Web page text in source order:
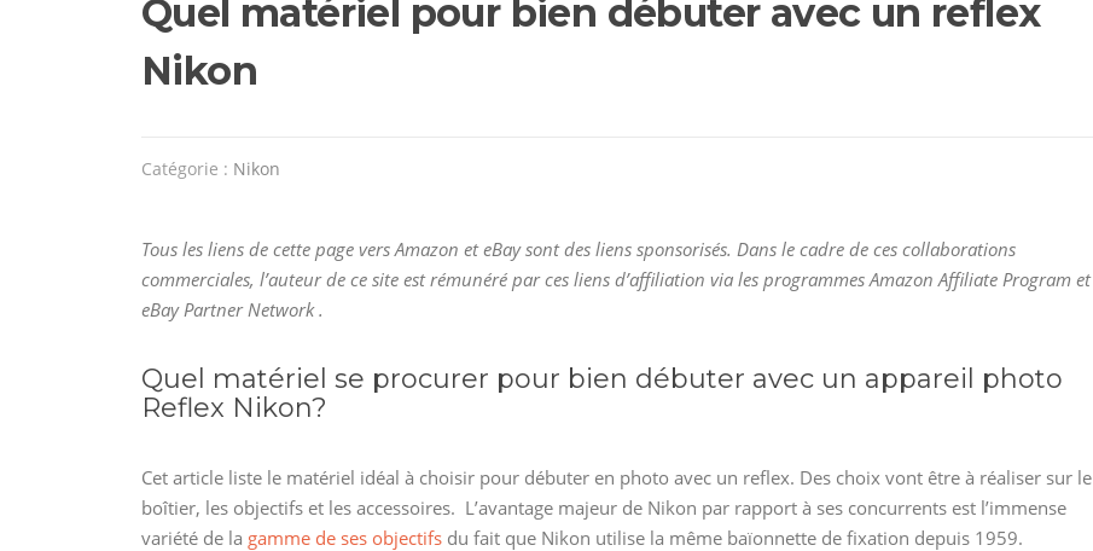
Quel matériel pour bien débuter avec un reflex
Nikon
Catégorie : Nikon
Tous les liens de cette page vers Amazon et eBay sont des liens sponsorisés. Dans le cadre de ces collaborations
commerciales, l’auteur de ce site est rémunéré par ces liens d’affiliation via les programmes Amazon Affiliate Program et
eBay Partner Network .
Quel matériel se procurer pour bien débuter avec un appareil photo
Reflex Nikon?
Cet article liste le matériel idéal à choisir pour débuter en photo avec un reflex. Des choix vont être à réaliser sur le
boîtier, les objectifs et les accessoires. L’avantage majeur de Nikon par rapport à ses concurrents est l’immense
variété de la gamme de ses objectifs du fait que Nikon utilise la même baïonnette de fixation depuis 1959.